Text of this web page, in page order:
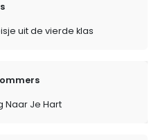
uit de vierde klas
Naar Je Hart